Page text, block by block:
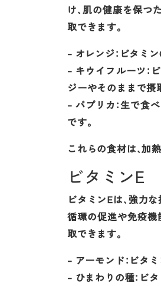
け、肌の健康を保つ
取できます。
– オレンジ：ビタミ
– キウイフルーツ：
ジーやそのままで摂
– パプリカ：生で食
です。
これらの食材は、加
ビタミンE
ビタミンEは、強力
循環の促進や免疫
取できます。
– アーモンド：ビタ
– ひまわりの種：ビ